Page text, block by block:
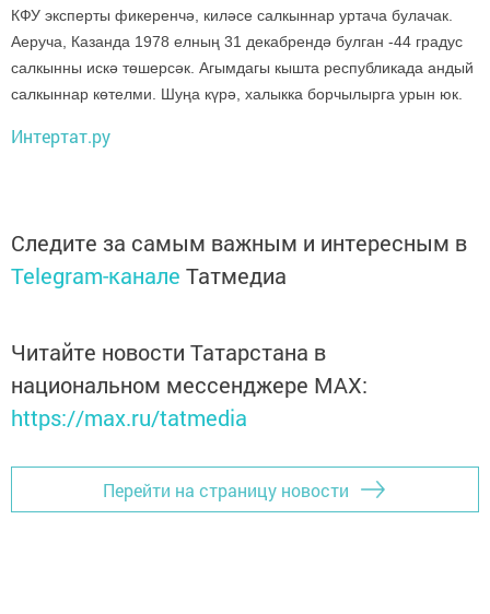
КФУ эксперты фикеренчә, киләсе салкыннар уртача булачак.
Аеруча, Казанда 1978 елның 31 декабрендә булган -44 градус
салкынны искә төшерсәк. Агымдагы кышта республикада андый
салкыннар көтелми. Шуңа күрә, халыкка борчылырга урын юк.
Интертат.ру
Следите за самым важным и интересным в
Telegram-канале Татмедиа
Читайте новости Татарстана в
национальном мессенджере MАХ:
https://max.ru/tatmedia
Перейти на страницу новости